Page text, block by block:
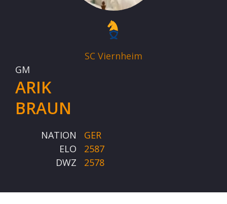
SC Viernheim
GM
ARIK
BRAUN
NATION
GER
ELO
2587
DWZ
2578